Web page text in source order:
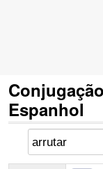
Espanhol